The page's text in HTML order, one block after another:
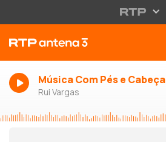
Música Com Pés e Cabeça
Rui Vargas